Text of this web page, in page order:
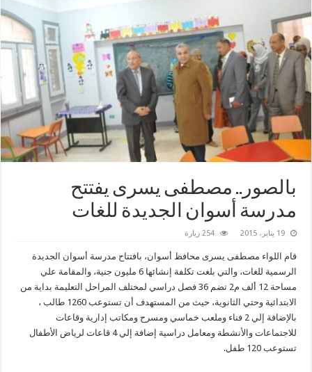
بالصور.. مصطفى يسرى يفتتح
مدرسة أسوان الجديدة للغات
19 يناير، 2015 254 زيارة
قام اللواء مصطفى يسرى محافظ أسوان، بافتتاح مدرسة أسوان الجديدة
الرسمية للغات، والتي بلغت تكلفة إنشائها 6 مليون جنية، والمقامة علي
مساحة 12 ألف م2 تضم 36 فصل دراسي لمختلف المراحل التعليمة بداية من
الابتدائية وحتي الثانوية، حيث من المستهدف أن تستوعب 1260 طالب ،
بالإضافة إلي 2 فناء وملعب خماسي ومسرح ومكاتب إدارية وقاعات
للاجتماعات والأنشطة ومعامل دراسية إضافة إلي 4 قاعات لرياض الأطفال
تستوعب 120 طفل.